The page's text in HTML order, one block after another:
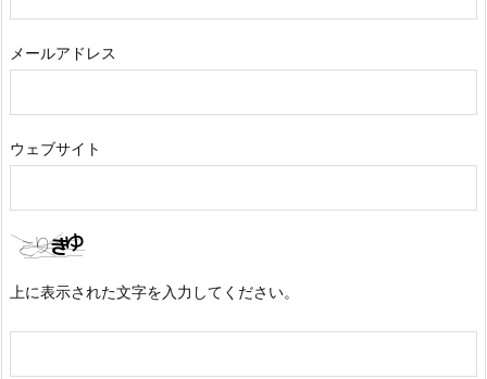
メールアドレス
ウェブサイト
上に表示された文字を入力してください。